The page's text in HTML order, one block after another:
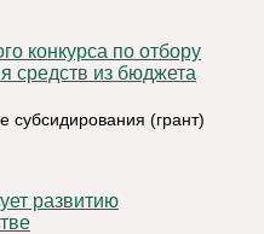
средств из бюджета
субсидирования (грант)